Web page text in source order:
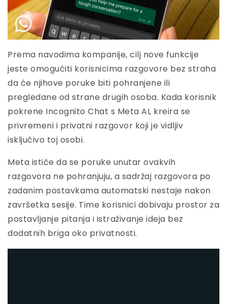
Prema navodima kompanije, cilj nove funkcije
jeste omogućiti korisnicima razgovore bez straha
da će njihove poruke biti pohranjene ili
pregledane od strane drugih osoba. Kada korisnik
pokrene Incognito Chat s Meta AI, kreira se
privremeni i privatni razgovor koji je vidljiv
isključivo toj osobi.
Meta ističe da se poruke unutar ovakvih
razgovora ne pohranjuju, a sadržaj razgovora po
zadanim postavkama automatski nestaje nakon
završetka sesije. Time korisnici dobivaju prostor za
postavljanje pitanja i istraživanje ideja bez
dodatnih briga oko privatnosti.